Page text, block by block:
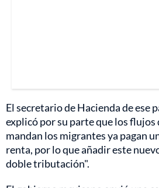
El secretario de Hacienda de ese
explicó por su parte que los flujos
mandan los migrantes ya pagan
renta, por lo que añadir este
doble tributación".